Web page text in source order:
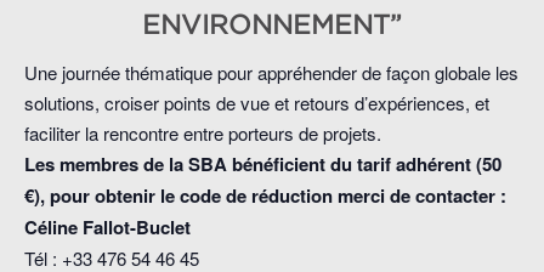
ENVIRONNEMENT”
Une journée thématique pour appréhender de façon globale les
solutions, croiser points de vue et retours d’expériences, et
faciliter la rencontre entre porteurs de projets.
Les membres de la SBA bénéficient du tarif adhérent (50
€), pour obtenir le code de réduction merci de contacter :
Céline Fallot-Buclet
Tél : +33 476 54 46 45